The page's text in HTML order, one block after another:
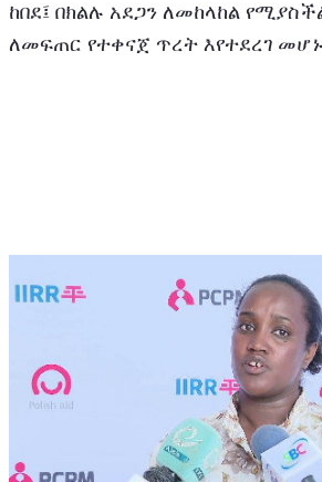
ከበደ፤ በክልሉ አደጋን ለመከላከል
ለመፍጠር የተቀናጀ ጥረት እየተደረገ